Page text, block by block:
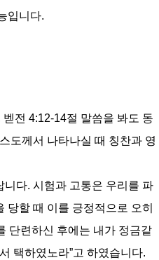
입니다.
전 4:12-14절 말씀을 봐도 동
도께서 나타나실 때 칭찬과 영
다. 시험과 고통은 우리를 파
할 때 이를 긍정적으로 오히
단련하신 후에는 내가 정금같
택하였노라”고 하였습니다.